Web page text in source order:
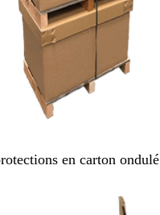
en carton ondulé